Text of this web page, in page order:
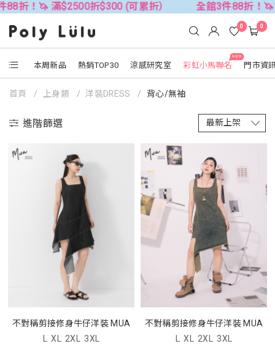
滿$2500折$300 (可累折） 全館3件88折！🦄 滿
本周新品 熱銷TOP30 涼感研究室
NEW
彩虹小馬聯名 門市資
0 0
首頁 上身類 洋裝DRESS 背心/無袖
進階篩選
不對稱剪接修身牛仔洋裝 MUA
L XL 2XL 3XL
不對稱剪接修身牛仔洋裝 MUA
L XL 2XL 3XL